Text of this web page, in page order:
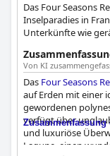
Das Four Seasons
Inselparadies in
Unterkünfte wie
Tauchbecken. Das
Annehmlichkeiten
mehrsprachige
luxuriöse
genießen oder an
internationalen
bietet auch
Von KI
Das Four Seasons
auf Erden mit einer
gewordenen
verfügt über
und luxuriöse
Lagune, einen